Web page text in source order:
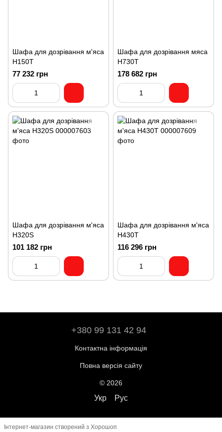
Шафа для дозрівання м'яса
H150T
77 232 грн
Шафа для дозрівання мяса
H730T
178 682 грн
Шафа для дозрівання м'яса
H320S
101 182 грн
Шафа для дозрівання м'яса
H430T
116 296 грн
+380 99 131 42 94
Контактна інформація
Повна версія сайту
© 2026
Укр Рус
Інтернет-магазин створений з Хорошоп